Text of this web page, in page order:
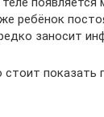
ребёнок
заносит
стоит показать